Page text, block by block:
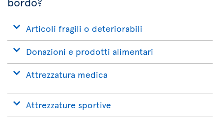
Articoli fragili o deteriorabili
Donazioni e prodotti alimentari
Attrezzatura medica
Attrezzature sportive